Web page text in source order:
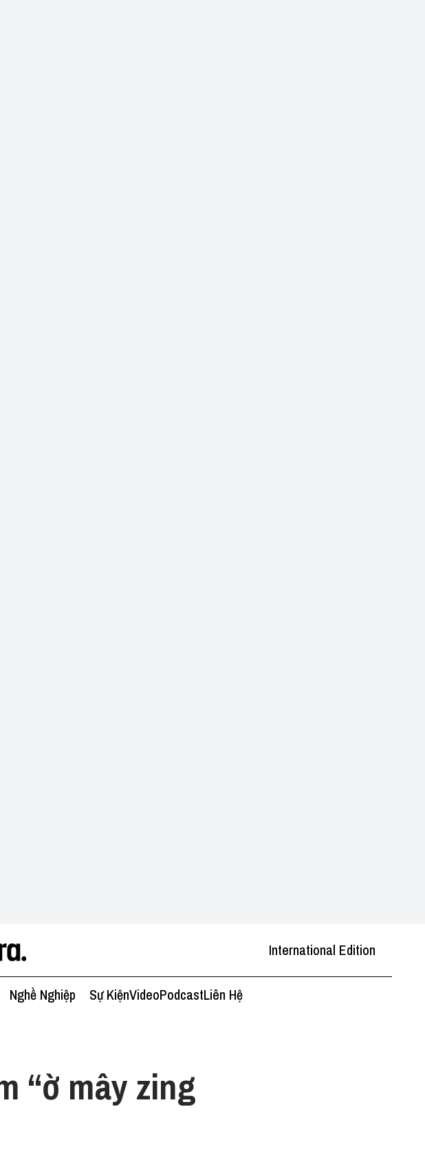
International Edition
Nghề Nghiệp Sự KiệnVideoPodcastLiên Hệ
“ờ mây zing